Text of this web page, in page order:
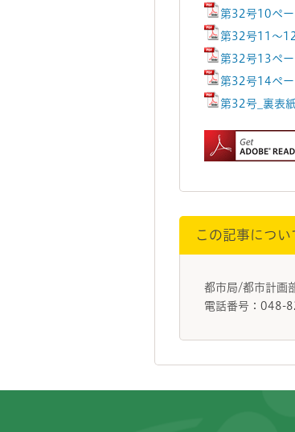
第32号10ペー
第32号11～
第32号13ペ
第32号14ペー
第32号_裏表
この記事につ
都市局/都市計画
電話番号：048-